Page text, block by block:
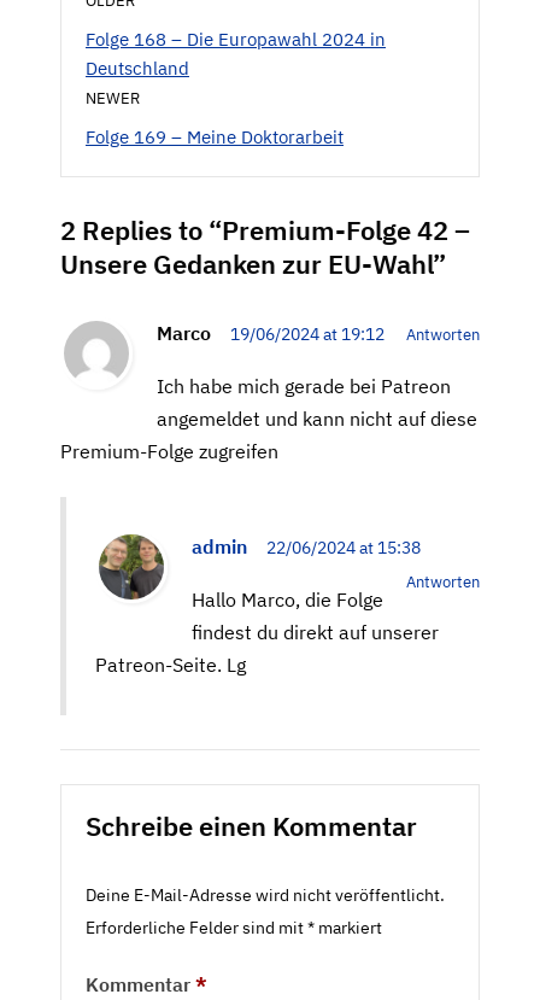
Folge 168 – Die Europawahl 2024 in
Deutschland
NEWER
Folge 169 – Meine Doktorarbeit
2 Replies to “Premium-Folge 42 –
Unsere Gedanken zur EU-Wahl”
Marco 19/06/2024 at 19:12 Antworten
Ich habe mich gerade bei Patreon
angemeldet und kann nicht auf diese
Premium-Folge zugreifen
admin 22/06/2024 at 15:38
Antworten
Hallo Marco, die Folge
findest du direkt auf unserer
Patreon-Seite. Lg
Schreibe einen Kommentar
Deine E-Mail-Adresse wird nicht veröffentlicht.
Erforderliche Felder sind mit* markiert
Kommentar *